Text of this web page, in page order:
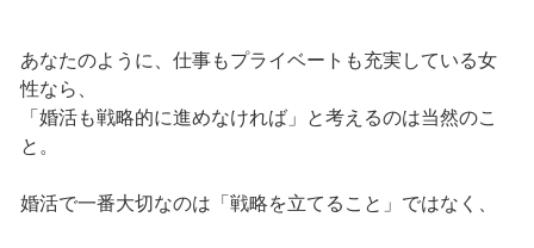
あなたのように、仕事もプライベートも充実している女
性なら、
「婚活も戦略的に進めなければ」と考えるのは当然のこ
と。
婚活で一番大切なのは「戦略を立てること」ではなく、